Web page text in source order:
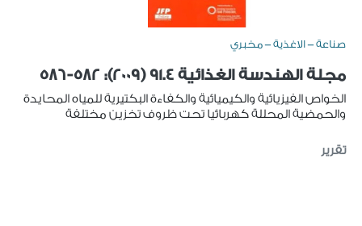
صناعة - الاغذية - مخبري
مجلة الهندسة الغذائية 91.4 (2009): 582-586
الخواص الفيزيائية والكيميائية والكفاءة البكتيرية للمياه المحايدة
والحمضية المحللة كهربائيا تحت ظروف تخزين مختلفة
تقرير